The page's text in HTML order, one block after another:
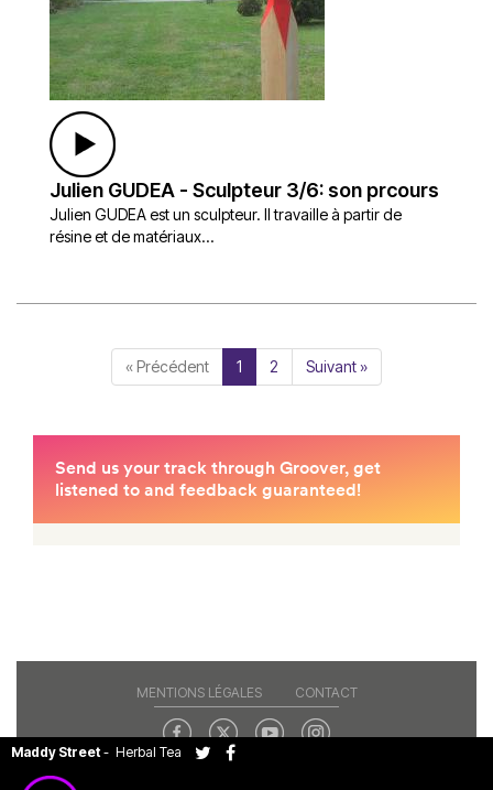
Julien GUDEA - Sculpteur 3/6: son prcours
Julien GUDEA est un sculpteur. Il travaille à partir de
résine et de matériaux...
« Précédent 1 2 Suivant »
Maddy Street- Herbal Tea
MENTIONS LÉGALES CONTACT